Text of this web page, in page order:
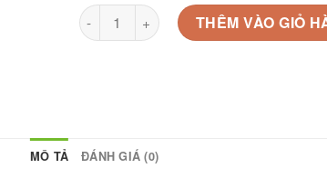
Ds-7204hghi-f1 số lượngTHÊM VÀO GIỎ
MÔ TẢ ĐÁNH GIÁ (0)